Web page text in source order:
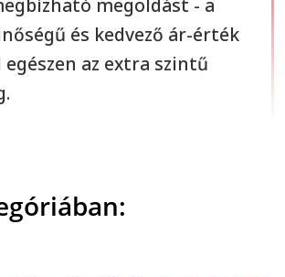
és kedvező ár-érték
az extra szintű